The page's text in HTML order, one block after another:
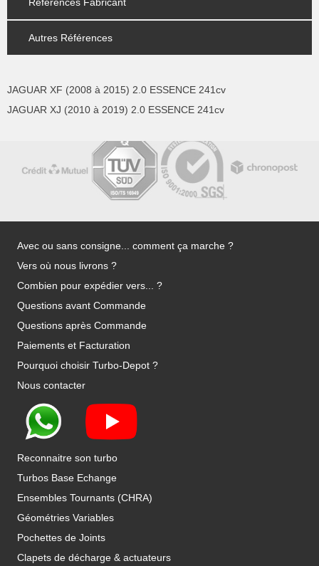
Autres Références
JAGUAR XF (2008 à 2015) 2.0 ESSENCE 241cv
JAGUAR XJ (2010 à 2019) 2.0 ESSENCE 241cv
Avec ou sans consigne... comment ça marche ?
Vers où nous livrons ?
Combien pour expédier vers... ?
Questions avant Commande
Questions après Commande
Paiements et Facturation
Pourquoi choisir Turbo-Depot ?
Nous contacter
Reconnaitre son turbo
Turbos Base Echange
Ensembles Tournants (CHRA)
Géométries Variables
Pochettes de Joints
Clapets de décharge & actuateurs